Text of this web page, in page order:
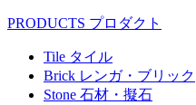
PRODUCTS プロダクト
Tile タイル
Brick レンガ・ブリック
Stone 石材・擬石